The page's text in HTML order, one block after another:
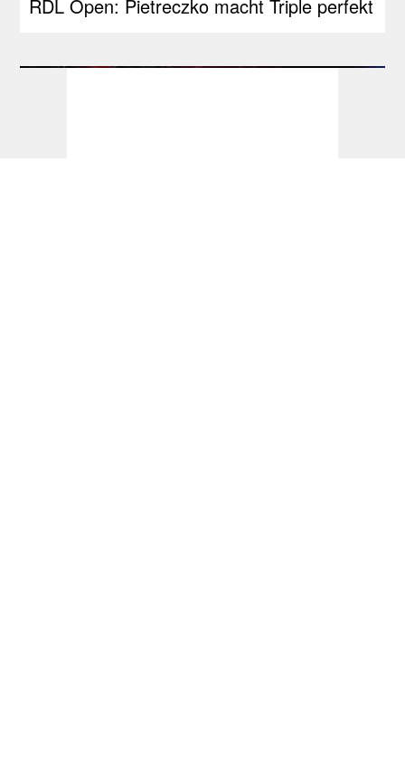
RDL Open: Pietreczko macht Triple perfekt